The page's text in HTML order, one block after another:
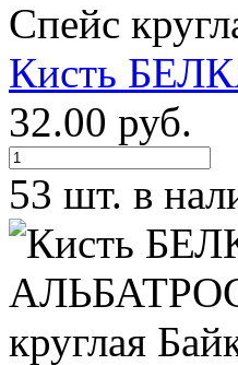
Кисть
32.00 руб.
53 шт. в